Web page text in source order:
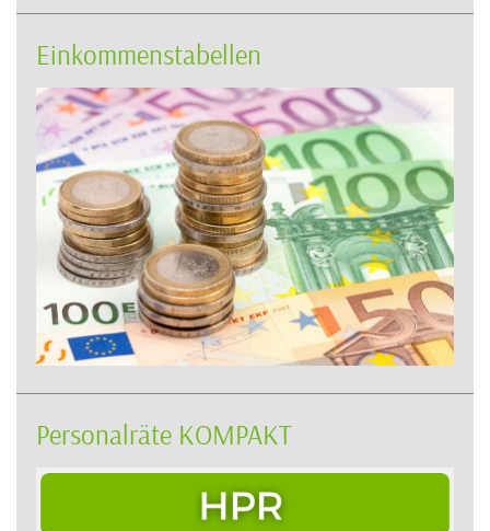
Einkommenstabellen
Personalräte KOMPAKT